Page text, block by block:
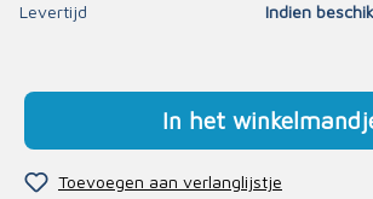
Levertijd
Indien
In het
Toevoegen aan verlanglijstje